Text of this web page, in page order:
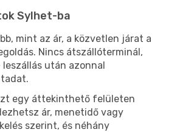
Sylhet-ba
mint az ár, a közvetlen járat a
Nincs átszállóterminál,
leszállás után azonnal
egy áttekinthető felületen
ár, menetidő vagy
szerint, és néhány